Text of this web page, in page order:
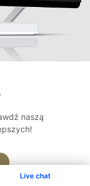
Live chat
naszą